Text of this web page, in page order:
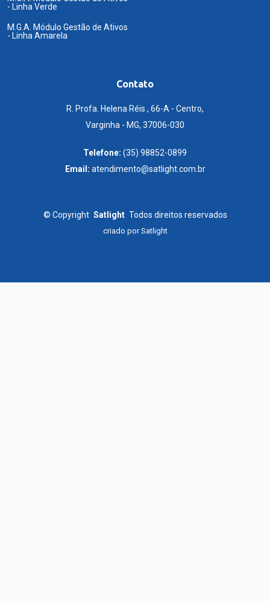
- Linha Verde
M.G.A. Módulo Gestão de Ativos
- Linha Amarela
Contato
R. Profa. Helena Réis , 66-A - Centro,
Varginha - MG, 37006-030
Telefone: (35) 98852-0899
Email: atendimento@satlight.com.br
© Copyright Satlight Todos direitos reservados
criado porSatlight